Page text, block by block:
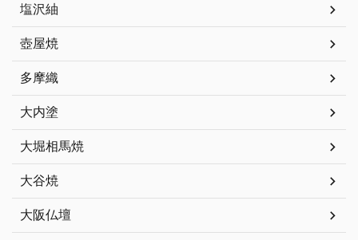
塩沢紬
壺屋焼
多摩織
大内塗
大堀相馬焼
大谷焼
大阪仏壇